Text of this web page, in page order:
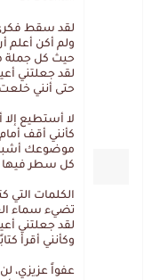
لقد سقط
ولم أكن أعلم
حيث كل جملة
لقد جعلتني
حتى أنني خلعت
لا أستطيع
كأنني أقف
موضوعك أشبه
كل سطر فيها
الكلمات التي
تضيء سماء
لقد جعلتني
وكأنني أقرأ
عفواً عزيزي،